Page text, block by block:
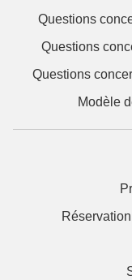
Questions
Questions
Questions
Modèle